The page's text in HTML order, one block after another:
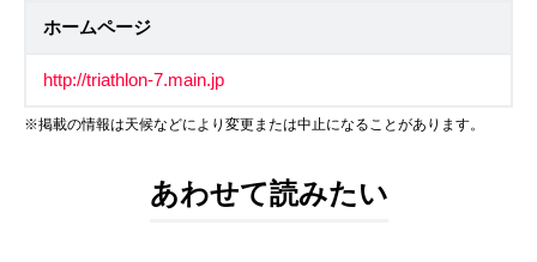
ホームページ
http://triathlon-7.main.jp
※掲載の情報は天候などにより変更または中止になることがあります。
あわせて読みたい